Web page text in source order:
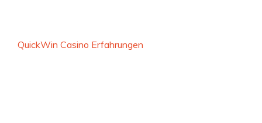
QuickWin Casino Erfahrungen